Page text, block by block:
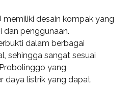
memiliki desain kompak yang
dan penggunaan.
dalam berbagai
sehingga sangat sesuai
yang
daya listrik yang dapat